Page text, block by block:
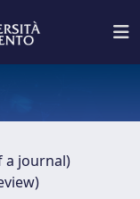
a journal)